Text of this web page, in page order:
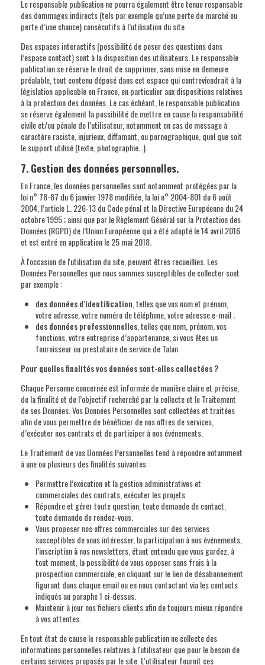
Le responsable publication ne pourra également être tenue responsable
des dommages indirects (tels par exemple qu’une perte de marché ou
perte d’une chance) consécutifs à l’utilisation du site.
Des espaces interactifs (possibilité de poser des questions dans
l’espace contact) sont à la disposition des utilisateurs. Le responsable
publication se réserve le droit de supprimer, sans mise en demeure
préalable, tout contenu déposé dans cet espace qui contreviendrait à la
législation applicable en France, en particulier aux dispositions relatives
à la protection des données. Le cas échéant, le responsable publication
se réserve également la possibilité de mettre en cause la responsabilité
civile et/ou pénale de l’utilisateur, notamment en cas de message à
caractère raciste, injurieux, diffamant, ou pornographique, quel que soit
le support utilisé (texte, photographie…).
7. Gestion des données personnelles.
En France, les données personnelles sont notamment protégées par la
loi n° 78-87 du 6 janvier 1978 modifiée, la loi n° 2004-801 du 6 août
2004, l’article L. 226-13 du Code pénal et la Directive Européenne du 24
octobre 1995 ; ainsi que par le Règlement Général sur la Protection des
Données (RGPD) de l’Union Européenne qui a été adopté le 14 avril 2016
et est entré en application le 25 mai 2018.
À l'occasion de l'utilisation du site, peuvent êtres recueillies. Les
Données Personnelles que nous sommes susceptibles de collecter sont
par exemple :
des données d’identification , telles que vos nom et prénom,
votre adresse, votre numéro de téléphone, votre adresse e-mail ;
des données professionnelles , telles que nom, prénom, vos
fonctions, votre entreprise d’appartenance, si vous êtes un
fournisseur ou prestataire de service de Talan
Pour quelles finalités vos données sont-elles collectées ?
Chaque Personne concernée est informée de manière claire et précise,
de la finalité et de l’objectif recherché par la collecte et le Traitement
de ses Données. Vos Données Personnelles sont collectées et traitées
afin de vous permettre de bénéficier de nos offres de services,
d’exécuter nos contrats et de participer à nos événements.
Le Traitement de vos Données Personnelles tend à répondre notamment
à une ou plusieurs des finalités suivantes :
Permettre l’exécution et la gestion administratives et
commerciales des contrats, exécuter les projets.
Répondre et gérer toute question, toute demande de contact,
toute demande de rendez-vous.
Vous proposer nos offres commerciales sur des services
susceptibles de vous intéresser, la participation à nos événements,
l’inscription à nos newsletters, étant entendu que vous gardez, à
tout moment, la possibilité de vous opposer sans frais à la
prospection commerciale, en cliquant sur le lien de désabonnement
figurant dans chaque email ou en nous contactant via les contacts
indiqués au paraphe 1 ci-dessus.
Maintenir à jour nos fichiers clients afin de toujours mieux répondre
à vos attentes.
En tout état de cause le responsable publication ne collecte des
informations personnelles relatives à l'utilisateur que pour le besoin de
certains services proposés par le site. L'utilisateur fournit ces